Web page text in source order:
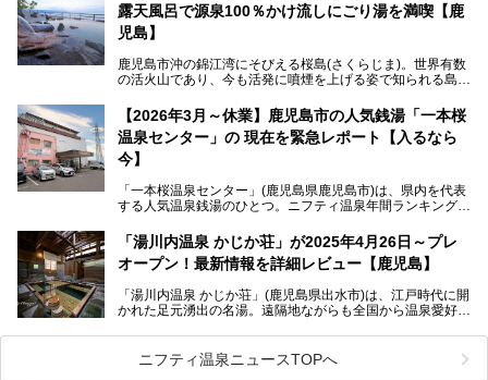
最大の魅力は、ここでしか体験できない絶妙なバランスの
「自噴混合泉」。今回は、その極上の湯を心ゆくまで堪能す
べく宿泊し、実際に感じたお湯のちからと宿の魅力を詳しく
レポートします。
また、気軽に立ち寄りたい方のための「日帰り入浴情報」も
併せて解説。温泉マニアをも唸らせる“生きたお湯”の正体に
迫ります。
露天風呂で源泉100％かけ流しにごり湯を満喫【鹿
児島】
鹿児島市沖の錦江湾にそびえる桜島(さくらじま)。世界有数
の活火山であり、今も活発に噴煙を上げる姿で知られる島で
ートホテル。最大の魅力が、錦江湾に面した絶景混浴露天風
呂でしょう。源泉100％かけ流しのにごり湯は、多くの温泉
ファンを魅了する存在です。
今回筆者自ら宿泊。桜島シーサイドホテルの“温泉”はじめ、
食事やアクセスなど詳細レビューします。
【2026年3月～休業】鹿児島市の人気銭湯「一本桜
温泉センター」の 現在を緊急レポート【入るなら
今】
「一本桜温泉センター」(鹿児島県鹿児島市)は、県内を代表
する人気温泉銭湯のひとつ。ニフティ温泉年間ランキング2
営業なので、就寝前の入浴や寝起き一番の朝湯など利便性が
抜群！ 多くの常連客やファンでいつも賑わっています。し
かし建物の老朽化に伴い、2026年2月28日24時をもって休
は約2年後を予定しています。
「湯川内温泉 かじか荘」が2025年4月26日～プレ
オープン！最新情報を詳細レビュー【鹿児島】
「湯川内温泉 かじか荘」(鹿児島県出水市)は、江戸時代に開
かれた足元湧出の名湯。遠隔地ながらも全国から温泉愛好家
いえる存在です。2023年にいったん閉館しましたが、その
後経営が変わり、復旧作業を実施。2025年4月26日に日帰
り入浴施設としてプレオープンしました。
ニフティ温泉ニュースTOPへ